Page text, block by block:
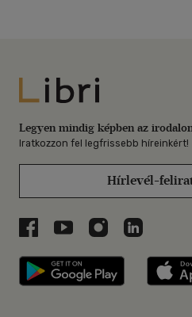
Libri
Legyen mindig képben az
Iratkozzon fel legfrissebb híreinkért!
Hírlevél-
Libri a Facebookon
Libri a Youtube-on
Libri azLibri a
Libri